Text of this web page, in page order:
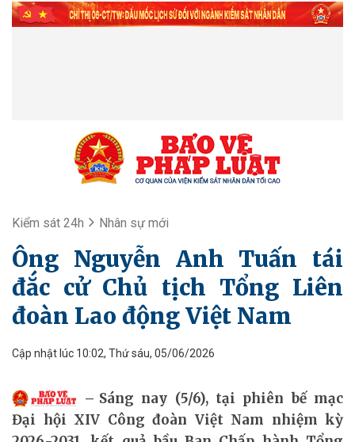
Kiểm sát 24h Nhân sự mới
Ông Nguyễn Anh Tuấn tái
đắc cử Chủ tịch Tổng Liên
đoàn Lao động Việt Nam
Cập nhật lúc 10:02, Thứ sáu, 05/06/2026
Sáng nay (5/6), tại phiên bế mạc
Đại hội XIV Công đoàn Việt Nam nhiệm kỳ